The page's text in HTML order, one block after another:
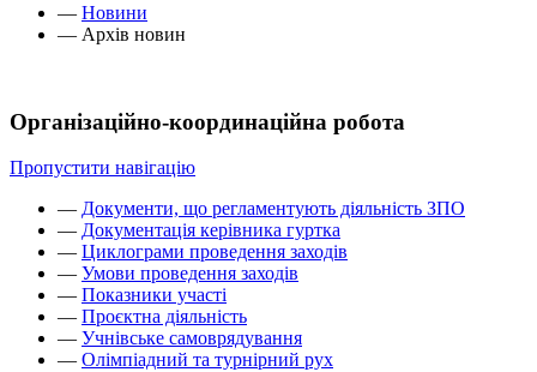
— Новини
— Архів новин
Організаційно-координаційна робота
Пропустити навігацію
— Документи, що регламентують діяльність ЗПО
— Документація керівника гуртка
— Циклограми проведення заходів
— Умови проведення заходів
— Показники участі
— Проєктна діяльність
— Учнівське самоврядування
— Олімпіадний та турнірний рух